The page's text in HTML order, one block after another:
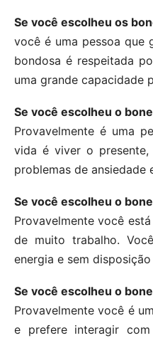
Se você escolheu os
você é uma pessoa que
bondosa é respeitada
uma grande capacidade
Se você escolheu o
Provavelmente é uma
vida é viver o
problemas de ansiedade
Se você escolheu o
Provavelmente você
de muito trabalho.
energia e sem
Se você escolheu o
Provavelmente você é
e prefere interagir